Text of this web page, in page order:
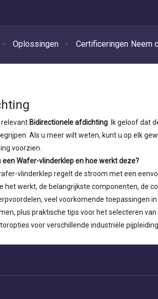
Oplossingen Certificeringen Neem
relevant Bidirectionele afdichting . Ik geloof dat
Als u meer wilt weten, kunt u op elk
voorzien.
een Wafer-vlinderklep en hoe werkt deze?
vlinderklep regelt de stroom met een
het werkt, de belangrijkste componenten, de
veel voorkomende toepassingen
plus praktische tips voor het selecteren
voor verschillende industriële